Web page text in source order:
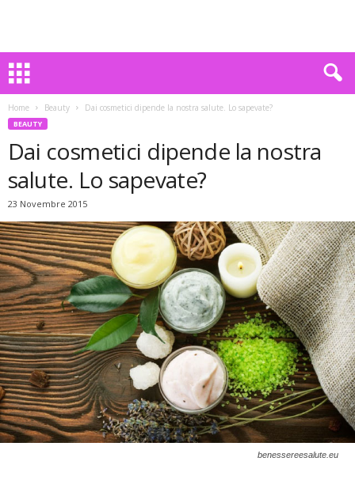
Home Beauty Dai cosmetici dipende la nostra salute. Lo sapevate?
BEAUTY
Dai cosmetici dipende la nostra
salute. Lo sapevate?
23 Novembre 2015
benessereesalute.eu